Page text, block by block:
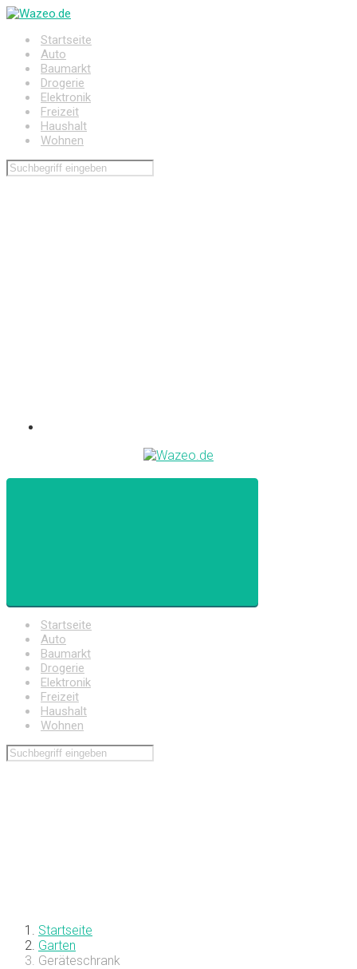
Zum
springenStartseite
Auto
Baumarkt
Drogerie
Elektronik
Freizeit
Haushalt
Wohnen
Startseite
Auto
Baumarkt
Drogerie
Elektronik
Freizeit
Haushalt
Wohnen
Startseite
Garten
Geräteschrank